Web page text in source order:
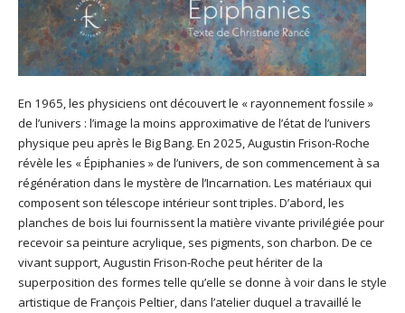
En 1965, les physiciens ont découvert le « rayonnement fossile »
de l’univers : l’image la moins approximative de l’état de l’univers
physique peu après le Big Bang. En 2025, Augustin Frison-Roche
révèle les « Épiphanies » de l’univers, de son commencement à sa
régénération dans le mystère de l’Incarnation. Les matériaux qui
composent son télescope intérieur sont triples. D’abord, les
planches de bois lui fournissent la matière vivante privilégiée pour
recevoir sa peinture acrylique, ses pigments, son charbon. De ce
vivant support, Augustin Frison-Roche peut hériter de la
superposition des formes telle qu’elle se donne à voir dans le style
artistique de François Peltier, dans l’atelier duquel a travaillé le